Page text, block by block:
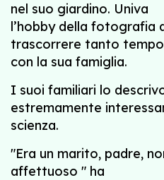
nel suo giardino. Univa
l’hobby della fotografia
trascorrere tanto tempo
con la sua famiglia.
I suoi familiari lo
estremamente
scienza.
"Era un marito, padre,
affettuoso " ha